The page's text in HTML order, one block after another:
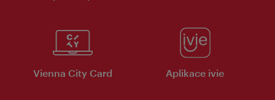
Vienna City Card Aplikace ivie